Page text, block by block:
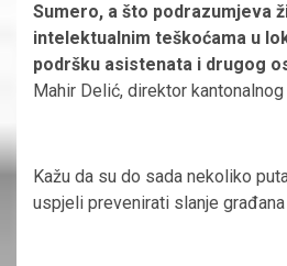
Sumero, a što podrazumjeva
intelektualnim teškoćama u
podršku asistenata i drugog
Mahir Delić, direktor
Kažu da su do sada nekoliko
uspjeli prevenirati slanje